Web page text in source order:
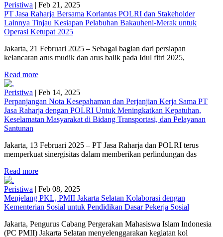
Peristiwa | Feb 21, 2025
PT Jasa Raharja Bersama Korlantas POLRI dan Stakeholder
Lainnya Tinjau Kesiapan Pelabuhan Bakauheni-Merak untuk
Operasi Ketupat 2025
Jakarta, 21 Februari 2025 – Sebagai bagian dari persiapan
kelancaran arus mudik dan arus balik pada Idul fitri 2025,
Read more
Peristiwa | Feb 14, 2025
Perpanjangan Nota Kesepahaman dan Perjanjian Kerja Sama PT
Jasa Raharja dengan POLRI Untuk Meningkatkan Kepatuhan,
Keselamatan Masyarakat di Bidang Transportasi, dan Pelayanan
Santunan
Jakarta, 13 Februari 2025 – PT Jasa Raharja dan POLRI terus
memperkuat sinergisitas dalam memberikan perlindungan das
Read more
Peristiwa | Feb 08, 2025
Menjelang PKL, PMII Jakarta Selatan Kolaborasi dengan
Kementerian Sosial untuk Pendidikan Dasar Pekerja Sosial
Jakarta, Pengurus Cabang Pergerakan Mahasiswa Islam Indonesia
(PC PMII) Jakarta Selatan menyelenggarakan kegiatan kol